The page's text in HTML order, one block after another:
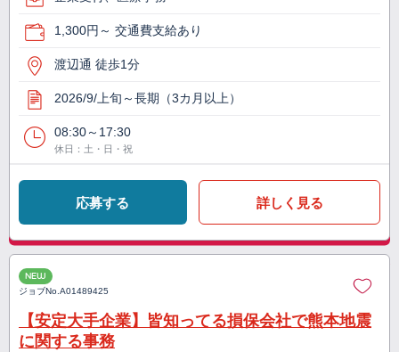
1,300円～ 交通費支給あり
渡辺通 徒歩1分
2026/9/上旬～長期（3カ月以上）
08:30～17:30
休日：土・日・祝
応募する 詳しく見る
NEW
ジョブNo.A01489425
【安定大手企業】皆知ってる損保会社で熊本地震
に関する事務